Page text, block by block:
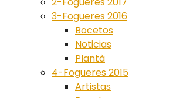
3-Fogueres 2016
Bocetos
Noticias
Plantà
4-Fogueres 2015
Artistas